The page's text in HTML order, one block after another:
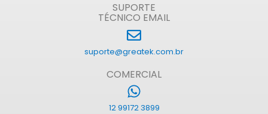
SUPORTE
TÉCNICO EMAIL
suporte@greatek.com.br
COMERCIAL
12 99172 3899